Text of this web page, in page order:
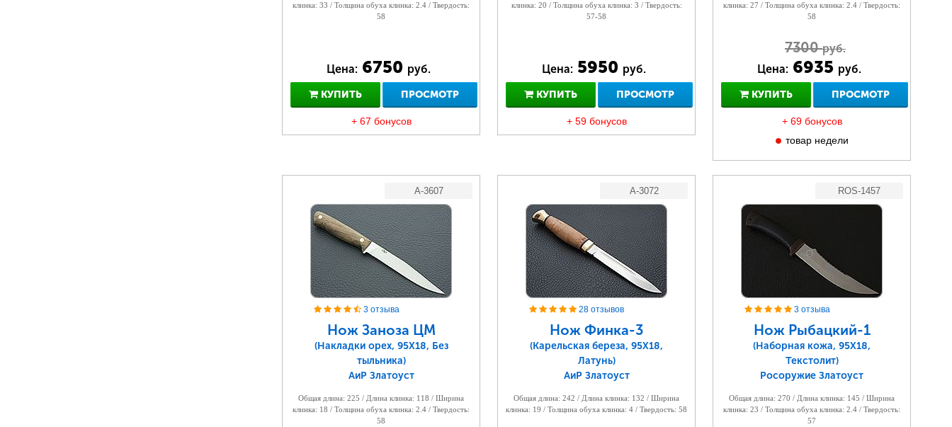
клинка: 33 / Толщина обуха клинка: 2.4 / Твердость:
58
Цена: 6750 руб.
КУПИТЬ ПРОСМОТР
+ 67 бонусов
клинка: 20 / Толщина обуха клинка: 3 / Твердость:
57-58
Цена: 5950 руб.
КУПИТЬ ПРОСМОТР
+ 59 бонусов
клинка: 27 / Толщина обуха клинка: 2.4 / Твердость:
58
7300руб.
Цена: 6935 руб.
КУПИТЬ ПРОСМОТР
+ 69 бонусов
товар недели
A-3607
3 отзыва
Нож Заноза ЦМ
(Накладки орех, 95Х18, Без
тыльника)
АиР Златоуст
Общая длина: 225 / Длина клинка: 118 / Ширина
клинка: 18 / Толщина обуха клинка: 2.4 / Твердость:
58
A-3072
28 отзывов
Нож Финка-3
(Карельская береза, 95Х18,
Латунь)
АиР Златоуст
Общая длина: 242 / Длина клинка: 132 / Ширина
клинка: 19 / Толщина обуха клинка: 4 / Твердость: 58
ROS-1457
3 отзыва
Нож Рыбацкий-1
(Наборная кожа, 95Х18,
Текстолит)
Росоружие Златоуст
Общая длина: 270 / Длина клинка: 145 / Ширина
клинка: 23 / Толщина обуха клинка: 2.4 / Твердость:
57